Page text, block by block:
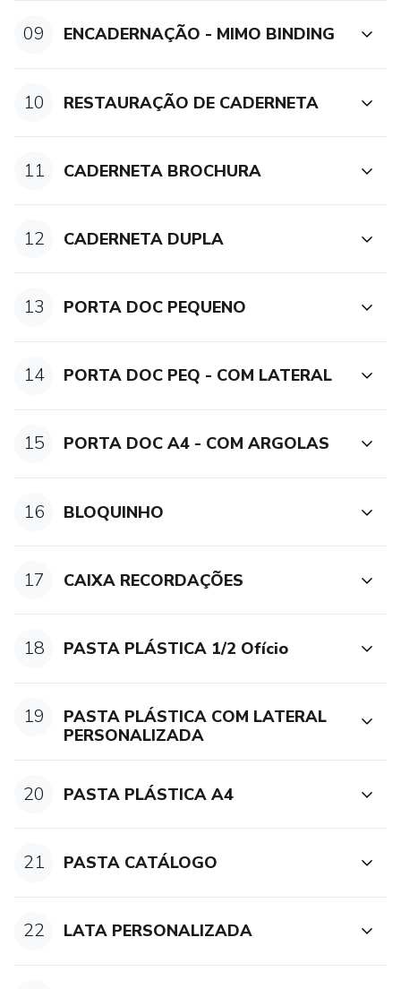
09 ENCADERNAÇÃO - MIMO BINDING
10 RESTAURAÇÃO DE CADERNETA
11 CADERNETA BROCHURA
12 CADERNETA DUPLA
13 PORTA DOC PEQUENO
14 PORTA DOC PEQ - COM LATERAL
15 PORTA DOC A4 - COM ARGOLAS
16 BLOQUINHO
17 CAIXA RECORDAÇÕES
18 PASTA PLÁSTICA 1/2 Ofício
19
PASTA PLÁSTICA COM LATERAL
PERSONALIZADA
20 PASTA PLÁSTICA A4
21 PASTA CATÁLOGO
22 LATA PERSONALIZADA